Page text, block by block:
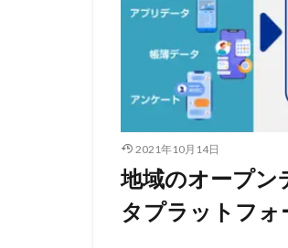
2021年10月14日
地域のオープン
タプラットフ